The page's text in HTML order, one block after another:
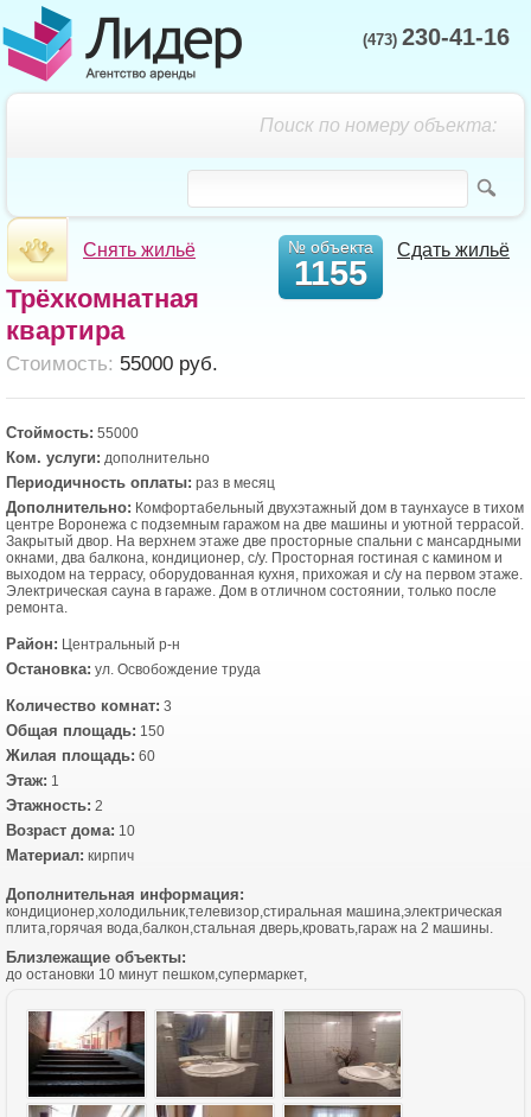
(473) 230-41-16
Поиск по номеру объекта:
Снять жильё Сдать жильё
№ объекта
1155
Трёхкомнатная
квартира
Cтоимость: 55000 руб.
Стоймость: 55000
Ком. услуги: дополнительно
Периодичность оплаты: раз в месяц
Дополнительно: Комфортабельный двухэтажный дом в таунхаусе в тихом
центре Воронежа с подземным гаражом на две машины и уютной террасой.
Закрытый двор. На верхнем этаже две просторные спальни с мансардными
окнами, два балкона, кондиционер, с/у. Просторная гостиная с камином и
выходом на террасу, оборудованная кухня, прихожая и с/у на первом этаже.
Электрическая сауна в гараже. Дом в отличном состоянии, только после
ремонта.
Район: Центральный р-н
Остановка: ул. Освобождение труда
Количество комнат: 3
Общая площадь: 150
Жилая площадь: 60
Этаж: 1
Этажность: 2
Возраст дома: 10
Материал: кирпич
Дополнительная информация:
кондиционер,холодильник,телевизор,стиральная машина,электрическая
плита,горячая вода,балкон,стальная дверь,кровать,гараж на 2 машины.
Близлежащие объекты:
до остановки 10 минут пешком,супермаркет,